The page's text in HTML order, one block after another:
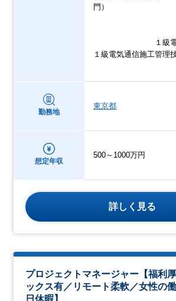
門
１級電気施工
１級電気通信施工管理
勤務地
東京都
想定年収
500～1000万円
詳しく見る
プロジェクトマネージャー【福利
ックス有／リモート柔軟／女性の